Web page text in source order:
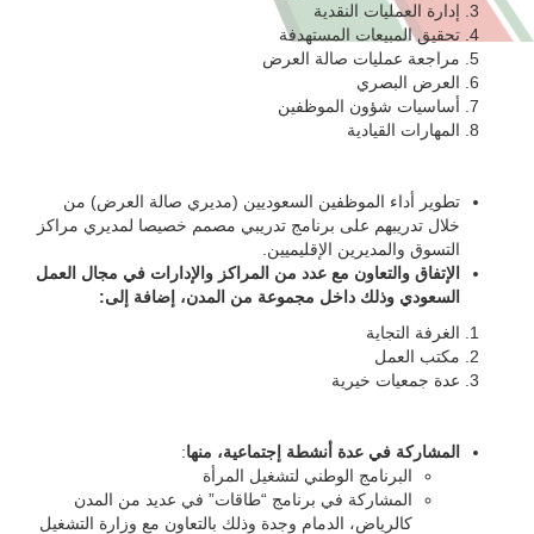
إدارة العمليات النقدية
تحقيق المبيعات المستهدفة
مراجعة عمليات صالة العرض
العرض البصري
أساسيات شؤون الموظفين
المهارات القيادية
تطوير أداء الموظفين السعوديين (مديري صالة العرض) من
خلال تدريبهم على برنامج تدريبي مصمم خصيصا لمديري مراكز
التسوق والمديرين الإقليميين.
الإتفاق والتعاون مع عدد من المراكز والإدارات في مجال العمل
السعودي وذلك داخل مجموعة من المدن، إضافة إلى:
الغرفة التجاية
مكتب العمل
عدة جمعيات خيرية
المشاركة في عدة أنشطة إجتماعية، منها:
البرنامج الوطني لتشغيل المرأة
المشاركة في برنامج “طاقات” في عديد من المدن
كالرياض، الدمام وجدة وذلك بالتعاون مع وزارة التشغيل